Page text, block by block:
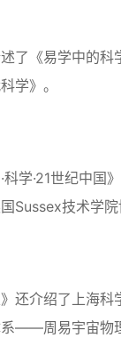
了《易学中的
学》。
学·21世纪中
Sussex技术学
还介绍了上海
——周易宇宙物